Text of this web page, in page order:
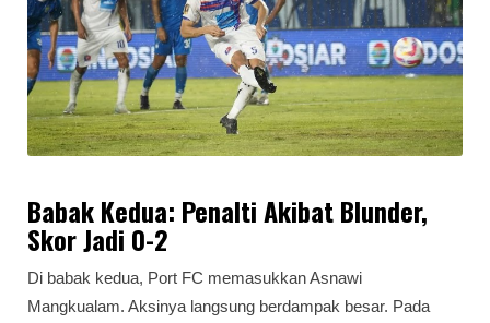
Babak Kedua: Penalti Akibat Blunder,
Skor Jadi 0-2
Di babak kedua, Port FC memasukkan Asnawi
Mangkualam. Aksinya langsung berdampak besar. Pada